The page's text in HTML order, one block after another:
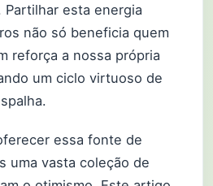
esta energia
não só beneficia quem
reforça a nossa própria
um ciclo virtuoso de
essa fonte de
uma vasta coleção de